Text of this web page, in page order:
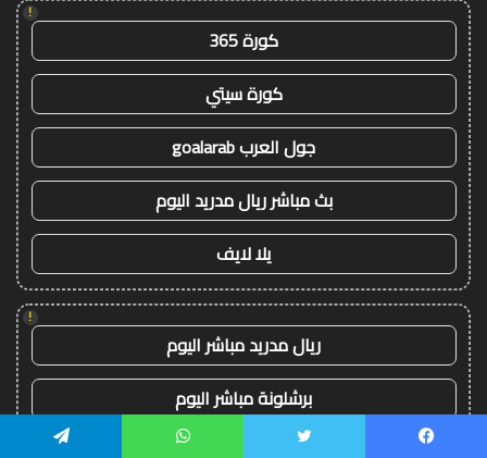
!
كورة 365
كورة سيتي
جول العرب goalarab
بث مباشر ريال مدريد اليوم
يلا لايف
!
ريال مدريد مباشر اليوم
برشلونة مباشر اليوم
مباريات اليوم مباشر